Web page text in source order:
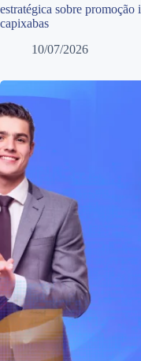
estratégica sobre promoção
capixabas
10/07/2026